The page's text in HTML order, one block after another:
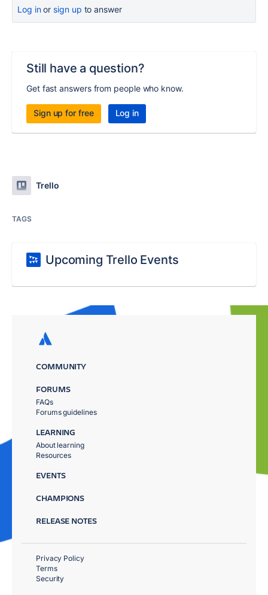
Log inor sign up to answer
Still have a question?
Get fast answers from people who know.
Sign up for free Log in
Trello
TAGS
Upcoming Trello Events
COMMUNITY
FORUMS
FAQs
Forums guidelines
LEARNING
About learning
Resources
EVENTS
CHAMPIONS
RELEASE NOTES
Privacy Policy
Terms
Security